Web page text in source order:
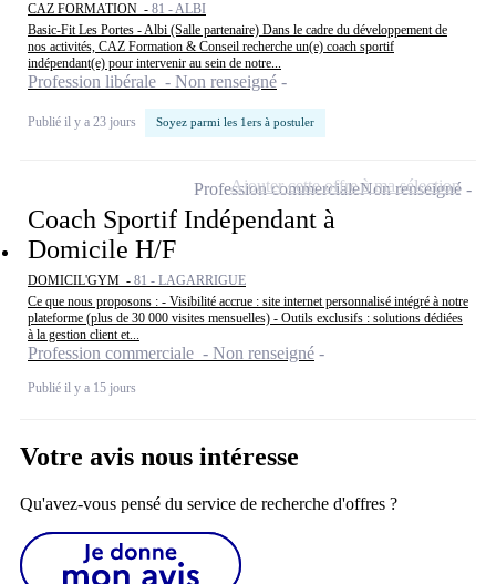
CAZ FORMATION - 81 - ALBI
Basic-Fit Les Portes - Albi (Salle partenaire) Dans le cadre du développement de
nos activités, CAZ Formation & Conseil recherche un(e) coach sportif
indépendant(e) pour intervenir au sein de notre...
Profession libérale - Non renseigné
Publié il y a 23 jours Soyez parmi les 1ers à postuler
Coach Sportif Indépendant à
Domicile H/F
DOMICIL'GYM - 81 - LAGARRIGUE
Ce que nous proposons : - Visibilité accrue : site internet personnalisé intégré à notre
plateforme (plus de 30 000 visites mensuelles) - Outils exclusifs : solutions dédiées
à la gestion client et...
Profession commerciale - Non renseigné
Publié il y a 15 jours
Profession commercialeNon renseigné
Ajouter cette offre à ma sélection
Votre avis nous intéresse
Qu'avez-vous pensé du service de recherche d'offres ?